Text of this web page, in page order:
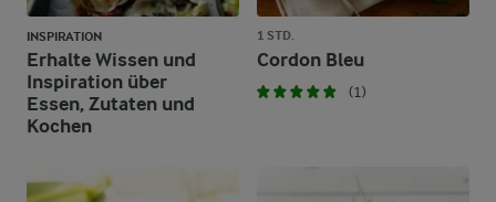
INSPIRATION
Erhalte Wissen und
Inspiration über
Essen, Zutaten und
Kochen
1 STD.
Cordon Bleu
(1)